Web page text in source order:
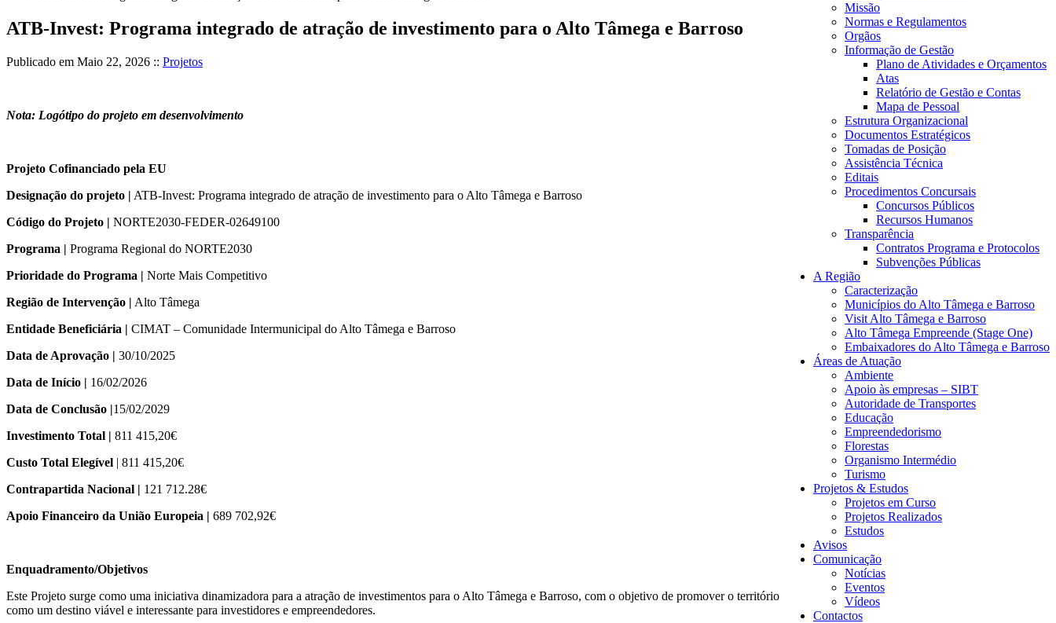
Missão
Normas e Regulamentos
Orgãos
Informação de Gestão
Plano de Atividades e Orçamentos
Atas
Relatório de Gestão e Contas
Mapa de Pessoal
Estrutura Organizacional
Documentos Estratégicos
Tomadas de Posição
Assistência Técnica
Editais
Procedimentos Concursais
Concursos Públicos
Recursos Humanos
Transparência
Contratos Programa e Protocolos
Subvenções Públicas
A Região
Caracterização
Municípios do Alto Tâmega e Barroso
Visit Alto Tâmega e Barroso
Alto Tâmega Empreende (Stage One)
Embaixadores do Alto Tâmega e Barroso
Áreas de Atuação
Ambiente
Apoio às empresas – SIBT
Autoridade de Transportes
Educação
Empreendedorismo
Florestas
Organismo Intermédio
Turismo
Projetos & Estudos
Projetos em Curso
Projetos Realizados
Estudos
Avisos
Comunicação
Notícias
Eventos
Vídeos
Contactos
ATB-Invest: Programa integrado de atração de investimento para o Alto Tâmega e Barroso
Publicado em Maio 22, 2026 :: Projetos
Nota: Logótipo do projeto em desenvolvimento
Projeto Cofinanciado pela EU
Designação do projeto | ATB-Invest: Programa integrado de atração de investimento para o Alto Tâmega e Barroso
Código do Projeto | NORTE2030-FEDER-02649100
Programa | Programa Regional do NORTE2030
Prioridade do Programa | Norte Mais Competitivo
Região de Intervenção | Alto Tâmega
Entidade Beneficiária | CIMAT – Comunidade Intermunicipal do Alto Tâmega e Barroso
Data de Aprovação | 30/10/2025
Data de Início | 16/02/2026
Data de Conclusão |15/02/2029
Investimento Total | 811 415,20€
Custo Total Elegível | 811 415,20€
Contrapartida Nacional | 121 712.28€
Apoio Financeiro da União Europeia | 689 702,92€
Enquadramento/Objetivos
Este Projeto surge como uma iniciativa dinamizadora para a atração de investimentos para o Alto Tâmega e Barroso, com o objetivo de promover o território
como um destino viável e interessante para investidores e empreendedores.